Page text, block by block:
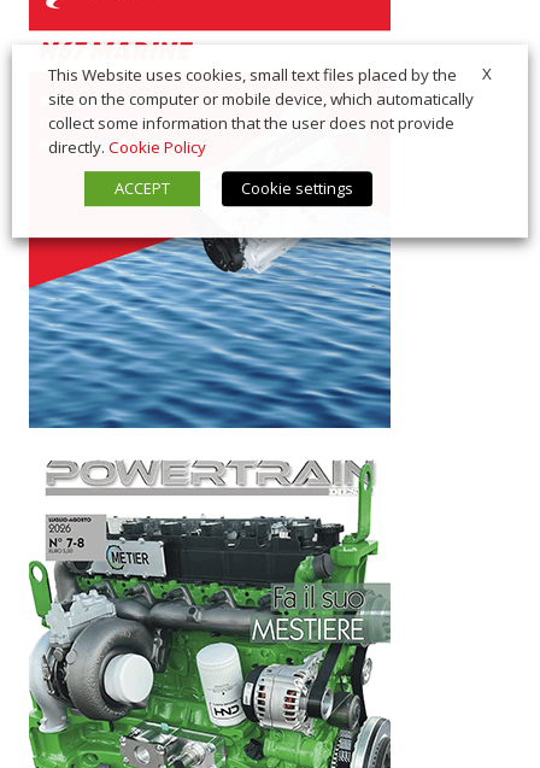
X
This Website uses cookies, small text files placed by the
site on the computer or mobile device, which automatically
collect some information that the user does not provide
directly. Cookie Policy
ACCEPT
Cookie settings